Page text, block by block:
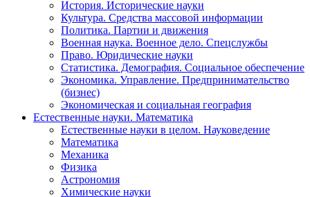
История. Исторические науки
Культура. Средства массовой информации
Политика. Партии и движения
Военная наука. Военное дело. Спецслужбы
Право. Юридические науки
Статистика. Демография. Социальное обеспечение
Экономика. Управление. Предпринимательство
(бизнес)
Экономическая и социальная география
Естественные науки. Математика
Естественные науки в целом. Науковедение
Математика
Механика
Физика
Астрономия
Химические науки